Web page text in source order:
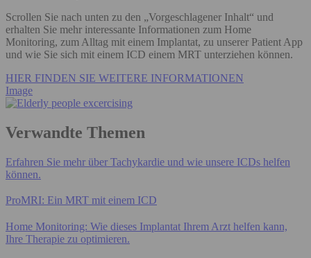
Scrollen Sie nach unten zu den „Vorgeschlagener Inhalt“ und
erhalten Sie mehr interessante Informationen zum Home
Monitoring, zum Alltag mit einem Implantat, zu unserer Patient App
und wie Sie sich mit einem ICD einem MRT unterziehen können.
HIER FINDEN SIE WEITERE INFORMATIONEN
Image
Verwandte Themen
Erfahren Sie mehr über Tachykardie und wie unsere ICDs helfen
können.
ProMRI: Ein MRT mit einem ICD
Home Monitoring: Wie dieses Implantat Ihrem Arzt helfen kann,
Ihre Therapie zu optimieren.